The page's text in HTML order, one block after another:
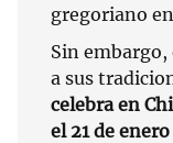
gregoriano
Sin embargo,
a sus
celebra en
el 21 de